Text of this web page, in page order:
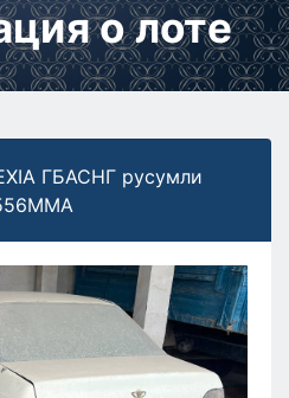
о лоте